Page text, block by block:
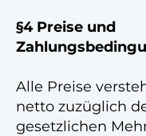
§4 Preise und
Alle Preise
netto zuzüglich
gesetzlichen